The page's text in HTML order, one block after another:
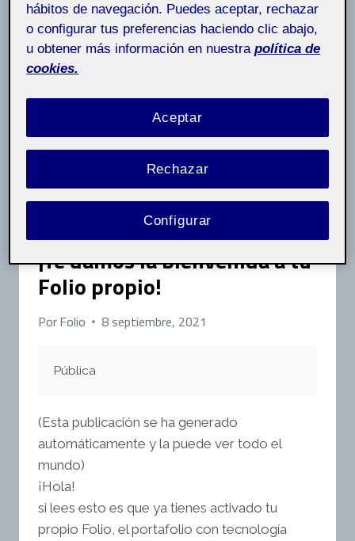
CONTENIDO AUTO GENERADO
¡Te damos la bienvenida a tu
Folio propio!
PorFolio 8 septiembre, 2021
Pública
(Esta publicación se ha generado
automáticamente y la puede ver todo el
mundo)
¡Hola!
si lees esto es que ya tienes activado tu
propio Folio, el portafolio con tecnología
hábitos de navegación. Puedes aceptar, rechazar
o configurar tus preferencias haciendo clic abajo,
u obtener más información en nuestra política de
cookies.
Rechazar
Aceptar
Configurar